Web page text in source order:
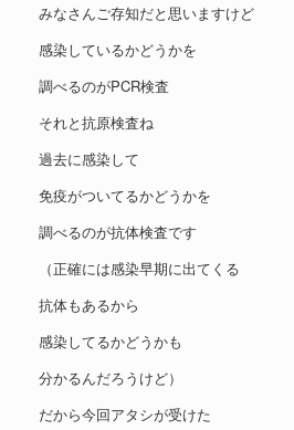
みなさんご存知だと思いますけど
感染しているかどうかを
調べるのがPCR検査
それと抗原検査ね
過去に感染して
免疫がついてるかどうかを
調べるのが抗体検査です
（正確には感染早期に出てくる
抗体もあるから
感染してるかどうかも
分かるんだろうけど）
だから今回アタシが受けた